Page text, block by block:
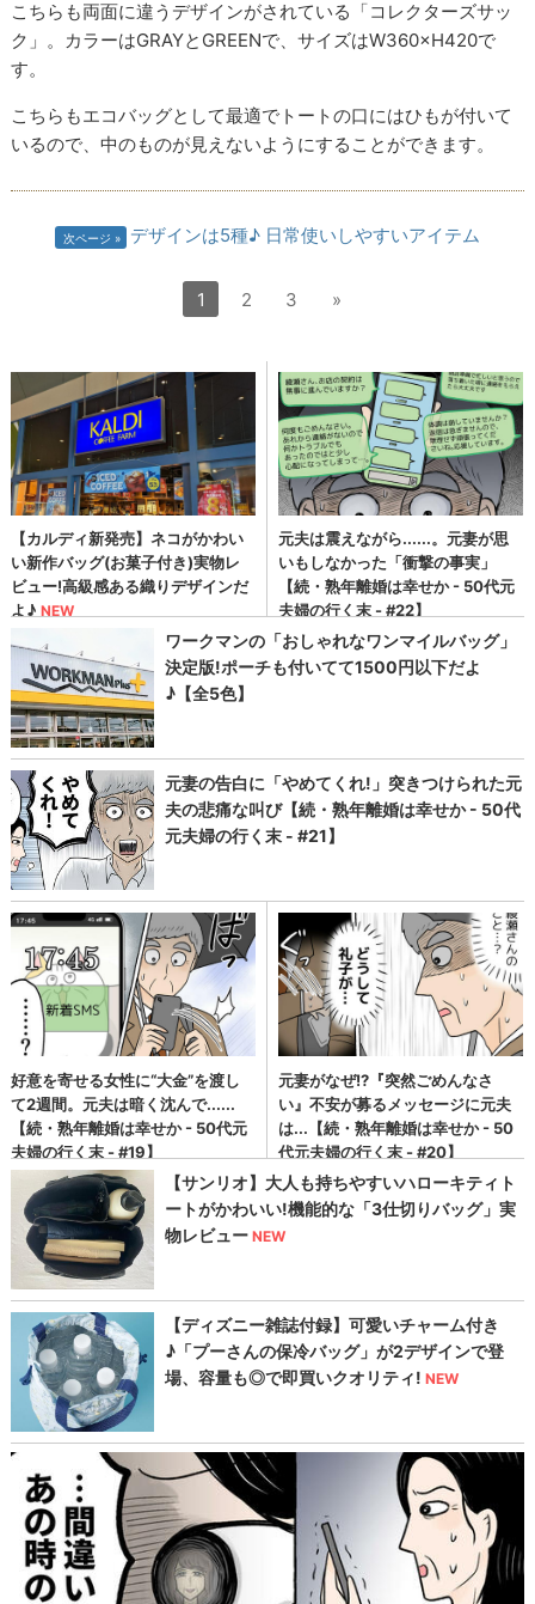
こちらも両面に違うデザインがされている「コレクターズサッ
ク」。カラーはGRAYとGREENで、サイズはW360×H420で
す。
こちらもエコバッグとして最適でトートの口にはひもが付いて
いるので、中のものが見えないようにすることができます。
次ページ デザインは5種♪ 日常使いしやすいアイテム
1 2 3 »